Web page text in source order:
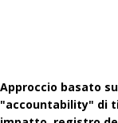
Approccio basato
"accountability" di